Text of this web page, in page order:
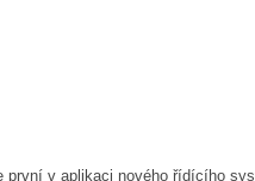
v aplikaci nového řídícího